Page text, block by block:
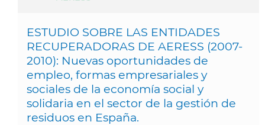
ESTUDIO SOBRE LAS ENTIDADES
RECUPERADORAS DE AERESS (2007-
2010): Nuevas oportunidades de
empleo, formas empresariales y
sociales de la economía social y
solidaria en el sector de la gestión de
residuos en España.